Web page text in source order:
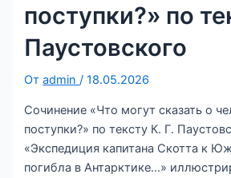
поступки?» по
Паустовского
Отadmin/18.05.2026
Сочинение «Что могут сказать о
поступки?» по тексту К. Г.
«Экспедиция капитана Скотта к
погибла в Антарктике…»